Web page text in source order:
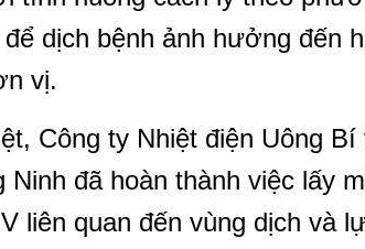
để dịch bệnh ảnh hưởng đến
vị.
Công ty Nhiệt điện Uông
Ninh đã hoàn thành việc lấy
liên quan đến vùng dịch và